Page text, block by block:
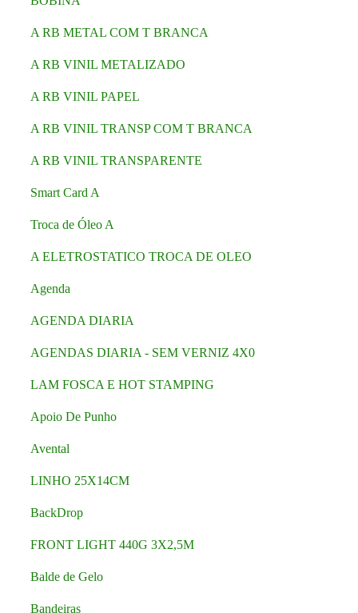
A RB METAL COM T BRANCA
A RB VINIL METALIZADO
A RB VINIL PAPEL
A RB VINIL TRANSP COM T BRANCA
A RB VINIL TRANSPARENTE
Smart Card A
Troca de Óleo A
A ELETROSTATICO TROCA DE OLEO
Agenda
AGENDA DIARIA
AGENDAS DIARIA - SEM VERNIZ 4X0
LAM FOSCA E HOT STAMPING
Apoio De Punho
Avental
LINHO 25X14CM
BackDrop
FRONT LIGHT 440G 3X2,5M
Balde de Gelo
Bandeiras